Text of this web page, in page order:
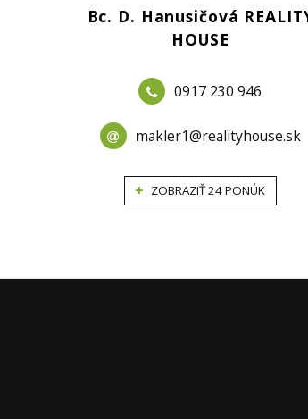
Bc. D. Hanusičová
HOUSE
0917 230 946
makler1@realityhouse.sk
ZOBRAZIŤ 24 PONÚK